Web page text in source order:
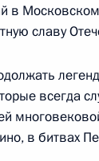
Путин
в
славу
всегда
в битвах